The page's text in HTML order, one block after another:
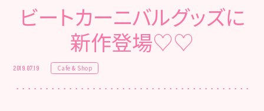
ビートカーニバルグッズに
新作登場♡♡
2019.07.19 Cafe & Shop